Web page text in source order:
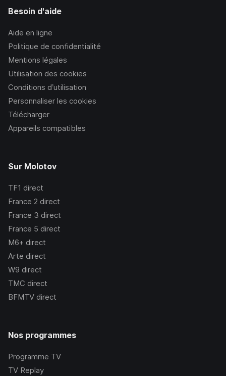
Besoin d'aide
Aide en ligne
Politique de confidentialité
Mentions légales
Utilisation des cookies
Conditions d’utilisation
Personnaliser les cookies
Télécharger
Appareils compatibles
Sur Molotov
TF1 direct
France 2 direct
France 3 direct
France 5 direct
M6+ direct
Arte direct
W9 direct
TMC direct
BFMTV direct
Nos programmes
Programme TV
TV Replay